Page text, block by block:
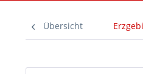
Übersicht